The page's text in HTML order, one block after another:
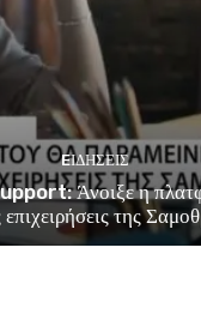
EΙΔΗΣΕΙΣ
Άνοιξε η
επιχειρήσεις της